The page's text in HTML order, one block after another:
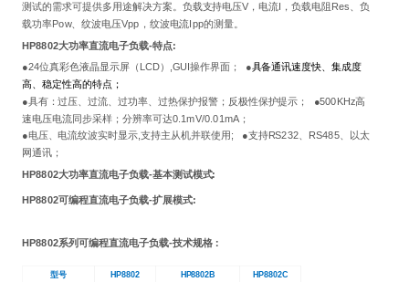
测试的需求可提供多用途解决方案。负载支持电压V，电流I，负载电阻Res、负
载功率Pow、纹波电压Vpp，纹波电流Ipp的测量。
HP8802大功率直流电子负载-特点:
●24位真彩色液晶显示屏（LCD）,GUI操作界面； ●具备通讯速度快、集成度
高、稳定性高的特点；
●具有：过压、过流、过功率、过热保护报警；反极性保护提示； ●500KHz高
速电压电流同步采样；分辨率可达0.1mV/0.01mA；
●电压、电流纹波实时显示,支持主从机并联使用; ●支持RS232、RS485、以太
网通讯；
HP8802大功率直流电子负载-基本测试模式:
HP8802可编程直流电子负载-扩展模式:
HP8802系列可编程直流电子负载-技术规格：
型号 HP8802 HP8802B HP8802C